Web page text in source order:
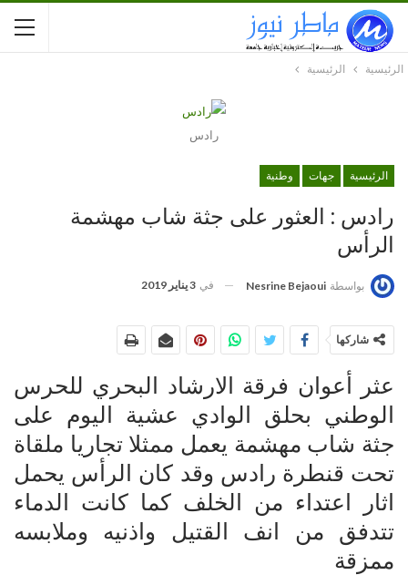
الرئيسية الرئيسية
رادس
الرئيسية جهات وطنية
رادس : العثور على جثة شاب مهشمة
الرأس
بواسطة Nesrine Bejaoui في 3 يناير 2019
شاركها
عثر أعوان فرقة الارشاد البحري للحرس
الوطني بحلق الوادي عشية اليوم على
جثة شاب مهشمة يعمل ممثلا تجاريا ملقاة
تحت قنطرة رادس وقد كان الرأس يحمل
اثار اعتداء من الخلف كما كانت الدماء
تتدفق من انف القتيل واذنيه وملابسه
ممزقة